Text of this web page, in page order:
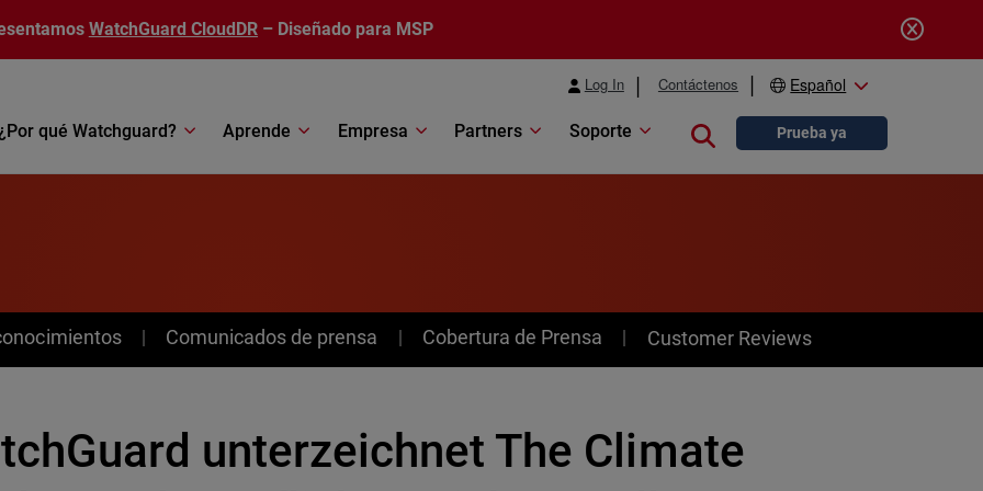
WatchGuard CloudDR – Diseñado para MSP
Log In Contáctenos Español
qué Watchguard? Aprende Empresa Partners Soporte Close searchPrueba ya
Comunicados de prensa Cobertura de Prensa Customer Reviews
unterzeichnet The Climate